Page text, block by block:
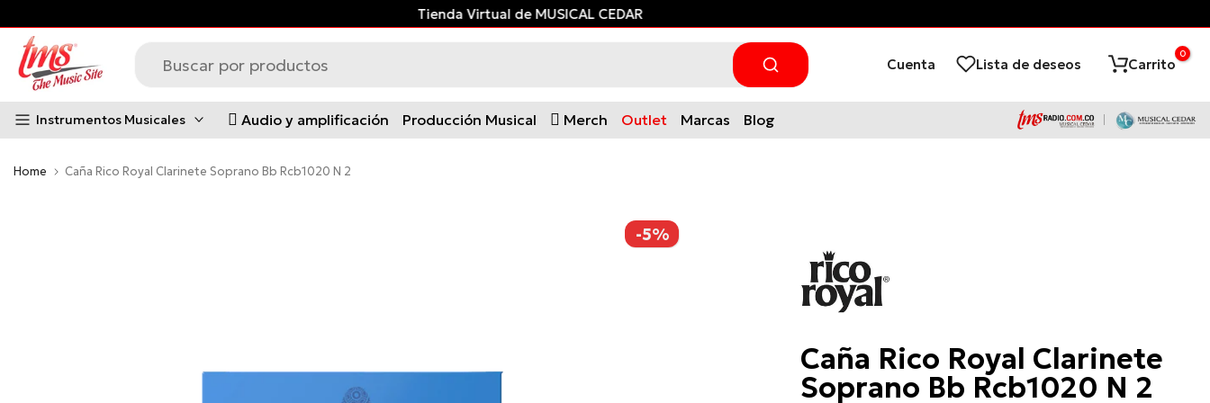
contenido
Tienda Virtual de MUSICAL CEDAR
Cuenta Lista de deseos Carrito
0
Instrumentos Musicales Audio y amplificación Producción Musical Merch Outlet Marcas Blog
Home Caña Rico Royal Clarinete Soprano Bb Rcb1020 N 2
-5%
Caña Rico Royal Clarinete
Soprano Bb Rcb1020 N 2